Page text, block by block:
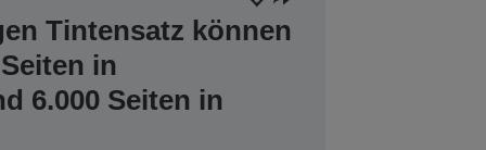
Tintensatz können
in
6.000 Seiten in